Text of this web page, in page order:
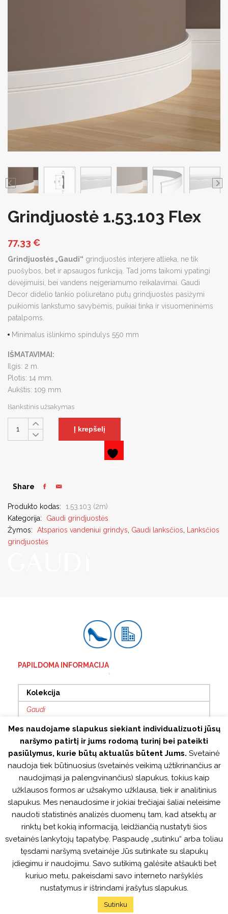
Grindjuostė 1.53.103 Flex
77,33 €
Grindjuostės „Gaudi“ grindjuostės interjere atlieka, ne tik
puošybos, bet ir apsaugos funkciją. Tad joms taikomi ypatingi
dėvėjimuisi, bei vandens neįgeriamumo reikalavimai. Gaudi
Decor didelio tankio poliuretano putų grindjuostės pasižymi
puikiomis lankstumo savybėmis, puikiai tinka ir visuomeninėms
patalpoms.
Minimalus išlinkimo spindulys 550 mm
IŠMATAVIMAI:
Ilgis: 2 m.
Plotis: 14 mm.
Aukštis: 109 mm.
Išankstinis užsakymas
Į krepšelį
Share
Produkto kodas:
1.53.103 (2m)
Kategorija:
Gaudi grindjuostės
Žymos:
Atsparios vandeniui grindys Gaudi lanksčios
Lanksčios
grindjuostės
PAPILDOMA INFORMACIJA
Kolekcija
Gaudi
Medžiaga
Poliuretano putos
Ilgis
2,00 m
Aukštis
109 mm
Storis
14 mm
Tinka šildomoms grindims
Taip
© 2021 Vokiškos grindys. Visos teisės saugomos.
Mes naudojame slapukus siekiant individualizuoti jūsų
naršymo patirtį ir jums rodomą turinį bei pateikti
pasiūlymus, kurie būtų aktualūs būtent Jums. Svetainė
naudoja tiek būtinuosius (svetainės veikimą užtikrinančius ar
naudojimąsi ja palengvinančius) slapukus, tokius kaip
užklausos formos ar užsakymo užklausa, tiek ir analitinius
slapukus. Mes nenaudosime ir jokiai trečiajai šaliai neleisime
naudoti statistinės analizės duomenų tam, kad atsektų ar
rinktų bet kokią informaciją, leidžiančią nustatyti šios
svetainės lankytojų tapatybę. Paspaudę „sutinku“ arba toliau
tęsdami naršymą svetainėje Jūs sutinkate su slapukų
įdiegimu ir naudojimu. Savo sutikimą galėsite atšaukti bet
kuriuo metu, pakeisdami savo interneto naršyklės
nustatymus ir ištrindami įrašytus slapukus.
Sutinku